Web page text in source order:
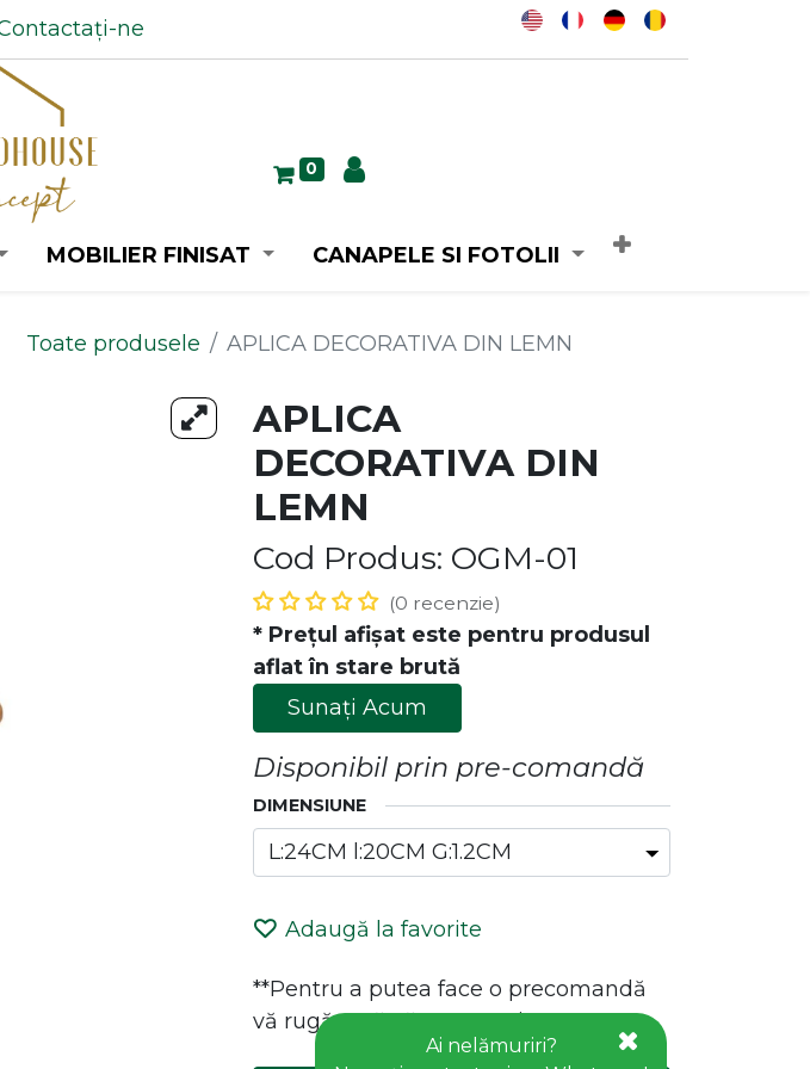
ne
0
MOBILIER FINISAT CANAPELE SI FOTOLII
Toate produsele APLICA DECORATIVA DIN LEMN
APLICA
DECORATIVA DIN
LEMN
Cod Produs: OGM-01
(0 recenzie)
* Prețul afișat este pentru produsul
aflat în stare brută
Sunați Acum
Disponibil prin pre-comandă
DIMENSIUNE
Adaugă la favorite
**Pentru a putea face o precomandă
vă rugăm să vă conectați!
Păstrează legătura cu noi!
Contact
office@goldhouseconcept.ro
+40722600666
Ai nelămuriri?